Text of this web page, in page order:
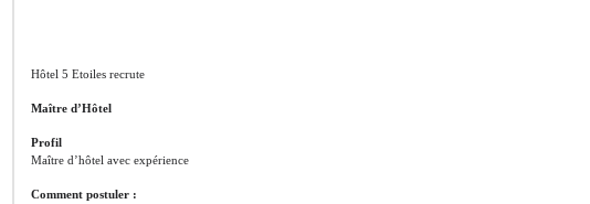
Hôtel 5 Etoiles recrute
Maître d’Hôtel
Profil
Maître d’hôtel avec expérience
Comment postuler :